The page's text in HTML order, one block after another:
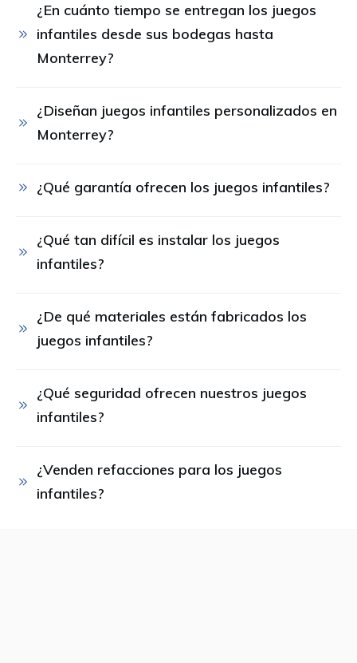
¿En cuánto tiempo se entregan los juegos
infantiles desde sus bodegas hasta
Monterrey?
¿Diseñan juegos infantiles personalizados en
Monterrey?
¿Qué garantía ofrecen los juegos infantiles?
¿Qué tan difícil es instalar los juegos
infantiles?
¿De qué materiales están fabricados los
juegos infantiles?
¿Qué seguridad ofrecen nuestros juegos
infantiles?
¿Venden refacciones para los juegos
infantiles?